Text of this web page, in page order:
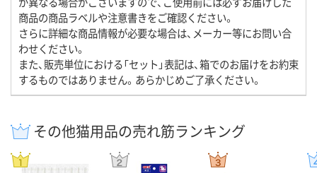
商品の商品ラベルや注意書きをご確認ください。
さらに詳細な商品情報が必要な場合は、メーカー等にお問い合
わせください。
また、販売単位における「セット」表記は、箱でのお届けをお約束
するものではありません。あらかじめご了承ください。
その他猫用品の売れ筋ランキング